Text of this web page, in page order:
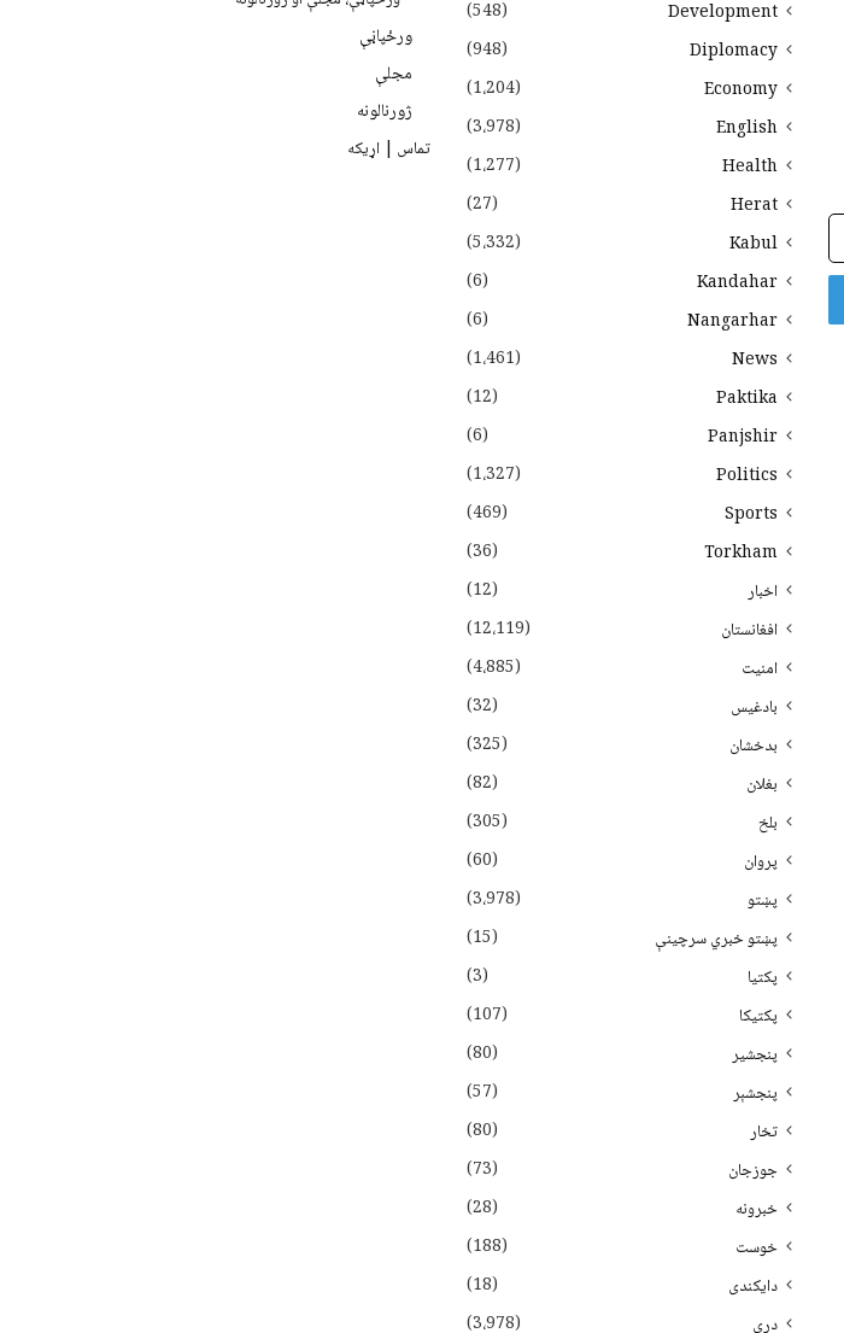
Development
(548)
Diplomacy
(948)
Economy
(1،204)
English
(3،978)
Health
(1،277)
Herat
(27)
Kabul
(5،332)
Kandahar
(6)
Nangarhar
(6)
News
(1،461)
Paktika
(12)
Panjshir
(6)
Politics
(1،327)
Sports
(469)
Torkham
(36)
اخبار
(12)
افغانستان
(12،119)
امنیت
(4،885)
بادغیس
(32)
بدخشان
(325)
بغلان
(82)
بلخ
(305)
پروان
(60)
پښتو
(3،978)
پښتو خبري سرچينې
(15)
پکتيا
(3)
پکتیکا
(107)
پنجشیر
(80)
پنجشېر
(57)
تخار
(80)
جوزجان
(73)
خبرونه
(28)
خوست
(188)
دایکندی
(18)
دری
(3،978)
ورځپاڼې
مجلې
ژورنالونه
تماس | اړیکه